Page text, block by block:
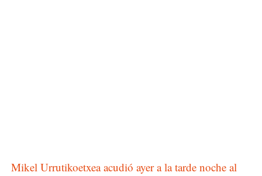
Mikel Urrutikoetxea acudió ayer a la tarde noche al